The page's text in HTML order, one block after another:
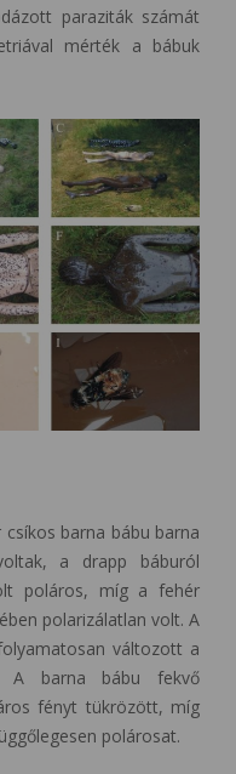
paraziták számát
mérték a bábuk
barna bábu barna
a drapp báburól
poláros, míg a fehér
polarizálatlan volt. A
változott a
A barna bábu fekvő
fényt tükrözött, míg
polárosat.